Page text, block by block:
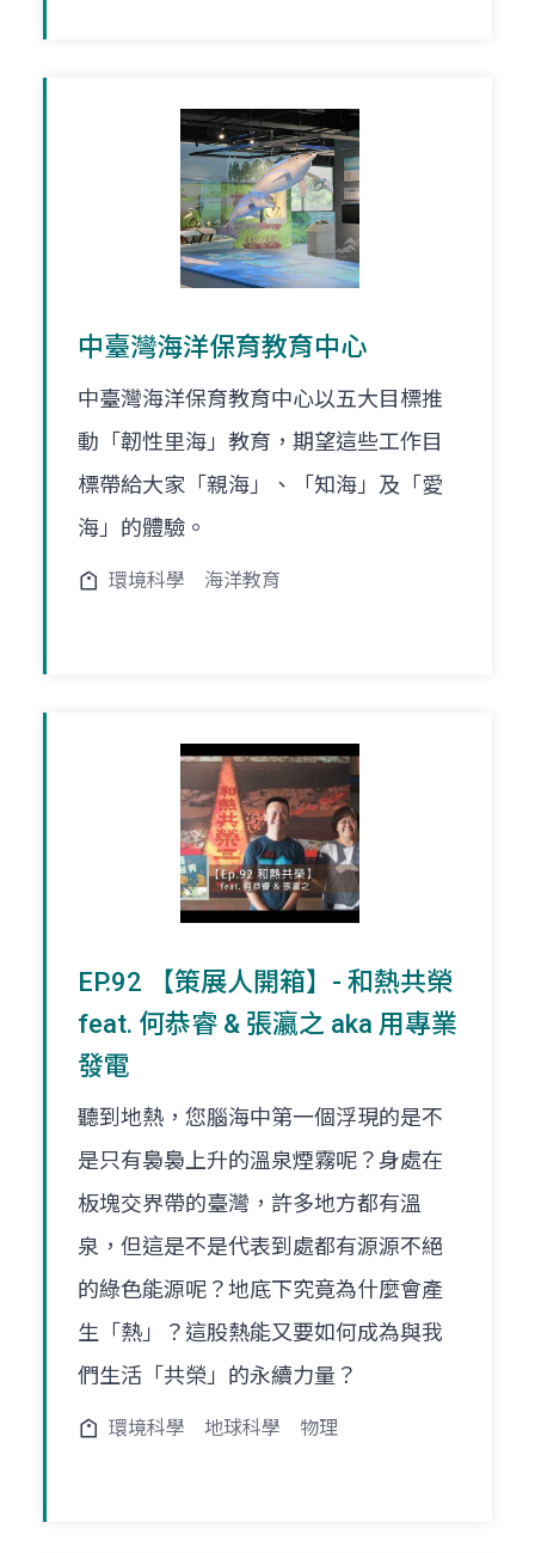
中臺灣海洋保育教育中心
中臺灣海洋保育教育中心以五大目標推
動「韌性里海」教育，期望這些工作目
標帶給大家「親海」、「知海」及「愛
海」的體驗。
環境科學 海洋教育
EP.92 【策展人開箱】- 和熱共榮
feat. 何恭睿 & 張瀛之 aka 用專業
發電
聽到地熱，您腦海中第一個浮現的是不
是只有裊裊上升的溫泉煙霧呢？身處在
板塊交界帶的臺灣，許多地方都有溫
泉，但這是不是代表到處都有源源不絕
的綠色能源呢？地底下究竟為什麼會產
生「熱」？這股熱能又要如何成為與我
們生活「共榮」的永續力量？
環境科學 地球科學 物理